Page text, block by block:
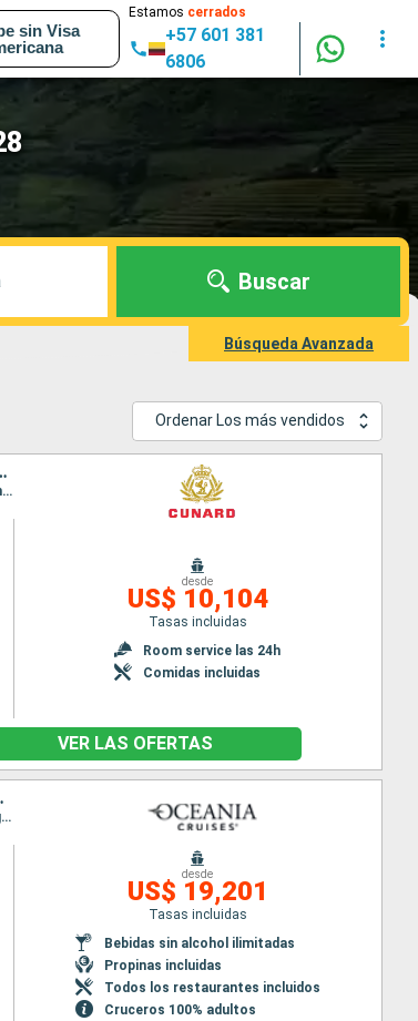
sin Visa
Estamos cerrados
+57 601 381
6806
Buscar
Búsqueda Avanzada
Ordenar Los más vendidos
PORTUGAL, ALEMANIA, ESPAÑA, REINO UNIDO
Itinerario : Hong Kong, Laem Chabang, Ko Samui, Singapur, Port Kelang, Penang, Ile Maurice, Isla de la Reunion, Durban, Puerto Elizabeth, Ciudad del Cabo, Santo Vincente, Gran Canarias, Madeira, Southampton, Hamburgo
desde
US$ 10,104
Tasas incluidas
Room service las 24h
Comidas incluidas
VER LAS OFERTAS
COREA DEL SUR, JAPÓN
Itinerario : Sidney, Isla Whitsunday, Cairns, Cooktown, Darwin, Komodo, Benoa, Bali, Surabaya, Semarang, Saigon, Cam Ranh, Sihanoukville, Laem Chabang, Ko Samui, Singapur, Muara, Kota Kinabalu, Puerto Princesa, Boracay, Manila, Kaoshiung, Hong Kong, Taipei, Busan, Nagasaki, Beppu, Kobe, Nagoya, Yokohama
desde
US$ 19,201
Tasas incluidas
Bebidas sin alcohol ilimitadas
Propinas incluidas
Todos los restaurantes incluidos
Cruceros 100% adultos